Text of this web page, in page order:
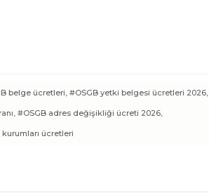
belge ücretleri, #OSGB yetki belgesi ücretleri 2026,
#OSGB adres değişikliği ücreti 2026,
ücretleri